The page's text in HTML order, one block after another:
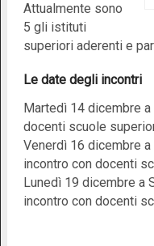
Attualmente sono
5 gli istituti
superiori aderenti e
Le date degli incontri
Martedì 14 dicembre
docenti scuole
Venerdì 16 dicembre
incontro con docenti
Lunedì 19 dicembre a
incontro con docenti